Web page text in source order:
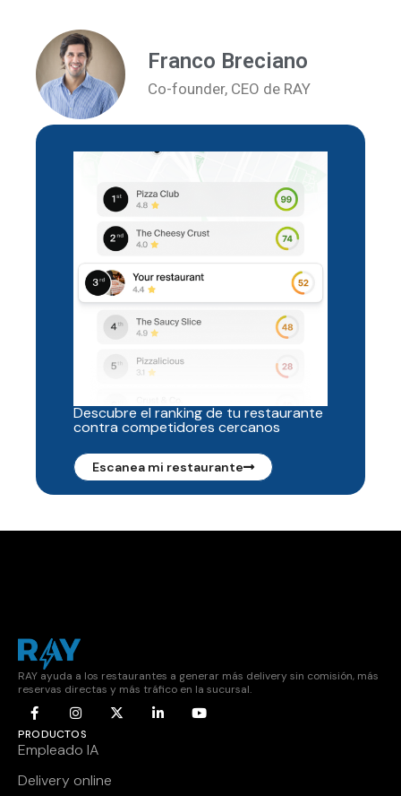
Franco Breciano
Co-founder, CEO de RAY
Descubre el ranking de tu restaurante
contra competidores cercanos
Escanea mi restaurante
RAY ayuda a los restaurantes a generar más delivery sin comisión, más
reservas directas y más tráfico en la sucursal.
PRODUCTOS
Empleado IA
Delivery online